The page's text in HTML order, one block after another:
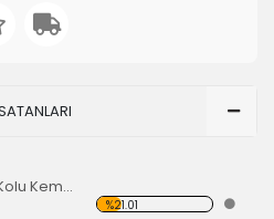
İç Cam Açma Kolu Kemik Renk-56-67 EA
%21.01